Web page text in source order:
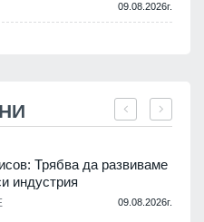
09.08.2026г.
Трябва да развиваме
индустрия
09.08.2026г.